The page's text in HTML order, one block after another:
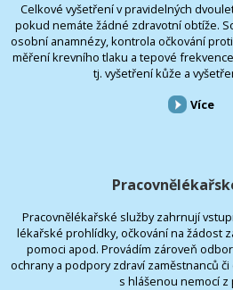
Celkové vyšetření v pravidelných
pokud nemáte žádné zdravotní obtíže.
osobní anamnézy, kontrola očkování
měření krevního tlaku a tepové
tj. vyšetření kůže a
Více
Pracovnělékařské služby zahrnují
lékařské prohlídky, očkování na žádost
pomoci apod. Provádím zároveň
ochrany a podpory zdraví zaměstnanců
s hlášenou nemocí z